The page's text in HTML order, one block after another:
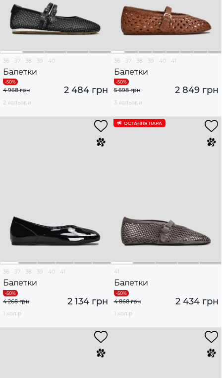
36 37 38 39 40
Балетки
2 484 грн
4 968 грн
2 кольори
36 37 38 39 40 41
Балетки
2 849 грн
5 698 грн
3 кольори
36 37 38 39 40 41
Балетки
2 134 грн
4 268 грн
1 колір
ОСТАННЯ ПАРА
41
Балетки
2 434 грн
4 868 грн
1 колір